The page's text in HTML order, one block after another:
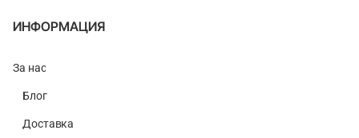
ИНФОРМАЦИЯ
За нас
Блог
Доставка